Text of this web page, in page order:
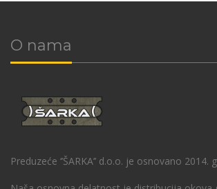
O nama
Preduzeće ‘’ŠARKA’’ d.o.o. je osnovano 2014.